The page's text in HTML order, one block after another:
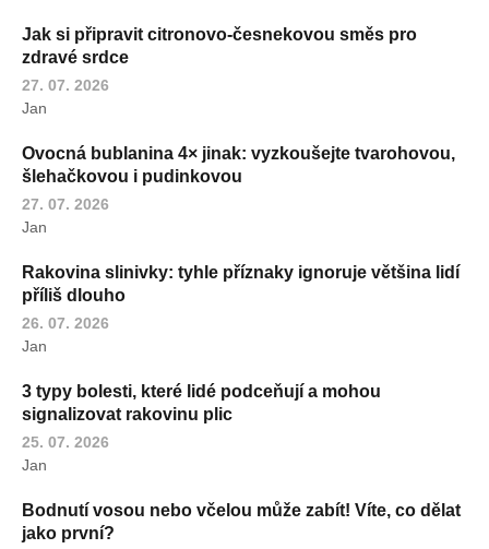
Jak si připravit citronovo-česnekovou směs pro
zdravé srdce
27. 07. 2026
Jan
Ovocná bublanina 4× jinak: vyzkoušejte tvarohovou,
šlehačkovou i pudinkovou
27. 07. 2026
Jan
Rakovina slinivky: tyhle příznaky ignoruje většina lidí
příliš dlouho
26. 07. 2026
Jan
3 typy bolesti, které lidé podceňují a mohou
signalizovat rakovinu plic
25. 07. 2026
Jan
Bodnutí vosou nebo včelou může zabít! Víte, co dělat
jako první?